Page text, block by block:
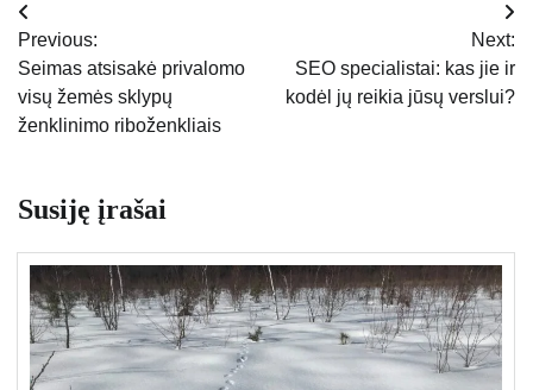
Navigacija
tarp
įrašų
Previous:
Seimas atsisakė privalomo
visų žemės sklypų
ženklinimo riboženkliais
Next:
SEO specialistai: kas jie ir
kodėl jų reikia jūsų verslui?
Susiję įrašai